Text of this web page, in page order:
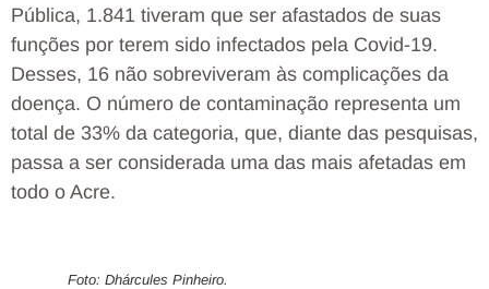
Pública, 1.841 tiveram que ser afastados de suas
funções por terem sido infectados pela Covid-19.
Desses, 16 não sobreviveram às complicações da
doença. O número de contaminação representa um
total de 33% da categoria, que, diante das pesquisas,
passa a ser considerada uma das mais afetadas em
todo o Acre.
Foto: Dhárcules Pinheiro.